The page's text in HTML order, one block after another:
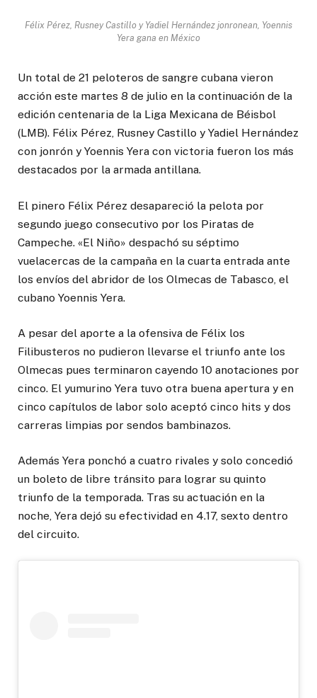
Félix Pérez, Rusney Castillo y Yadiel Hernández jonronean, Yoennis
Yera gana en México
Un total de 21 peloteros de sangre cubana vieron
acción este martes 8 de julio en la continuación de la
edición centenaria de la Liga Mexicana de Béisbol
(LMB). Félix Pérez, Rusney Castillo y Yadiel Hernández
con jonrón y Yoennis Yera con victoria fueron los más
destacados por la armada antillana.
El pinero Félix Pérez desapareció la pelota por
segundo juego consecutivo por los Piratas de
Campeche. «El Niño» despachó su séptimo
vuelacercas de la campaña en la cuarta entrada ante
los envíos del abridor de los Olmecas de Tabasco, el
cubano Yoennis Yera.
A pesar del aporte a la ofensiva de Félix los
Filibusteros no pudieron llevarse el triunfo ante los
Olmecas pues terminaron cayendo 10 anotaciones por
cinco. El yumurino Yera tuvo otra buena apertura y en
cinco capítulos de labor solo aceptó cinco hits y dos
carreras limpias por sendos bambinazos.
Además Yera ponchó a cuatro rivales y solo concedió
un boleto de libre tránsito para lograr su quinto
triunfo de la temporada. Tras su actuación en la
noche, Yera dejó su efectividad en 4.17, sexto dentro
del circuito.